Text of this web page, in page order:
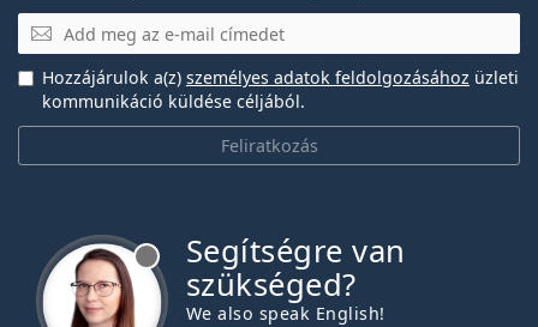
E-mail
Feliratkozás
Hozzájárulok a(z) személyes adatok feldolgozásához üzleti
kommunikáció küldése céljából.
Segítségre van
szükséged?
We also speak English!